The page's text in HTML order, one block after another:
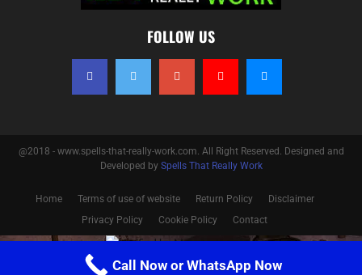
FOLLOW US
@2018 - www.spells-that-really-work.com. All Right Reserved. Designed and
Developed by Spells That Really Work
Home Terms of use of website Return Policy
Disclaimer
Privacy Policy
Cookie Policy Contact
Call Now or WhatsApp Now
Optimized by Seraphinite Accelerator